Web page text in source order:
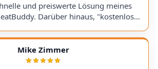
und preiswerte Lösung meines
Darüber hinaus, "kostenloser
lief hervorragend und die
meines Gerätes ging schnell und
Ich kann AudioTechniker.de
Mike Zimmer